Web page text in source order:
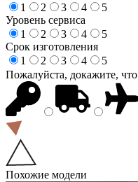
1
2 3 4
5
Уровень сервиса
1
2 3 4
5
Срок изготовления
1
2 3 4
5
Пожалуйста, докажите,
Похожие модели